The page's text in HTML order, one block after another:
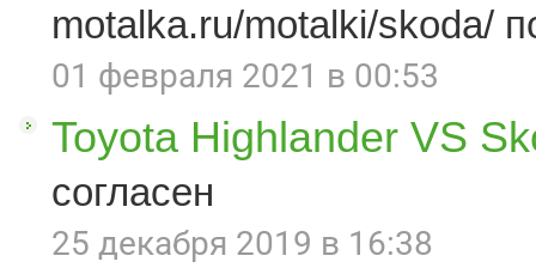
motalka.ru/motalki/skoda/
01 февраля 2021 в 00:53
Toyota Highlander VS
согласен
25 декабря 2019 в 16:38